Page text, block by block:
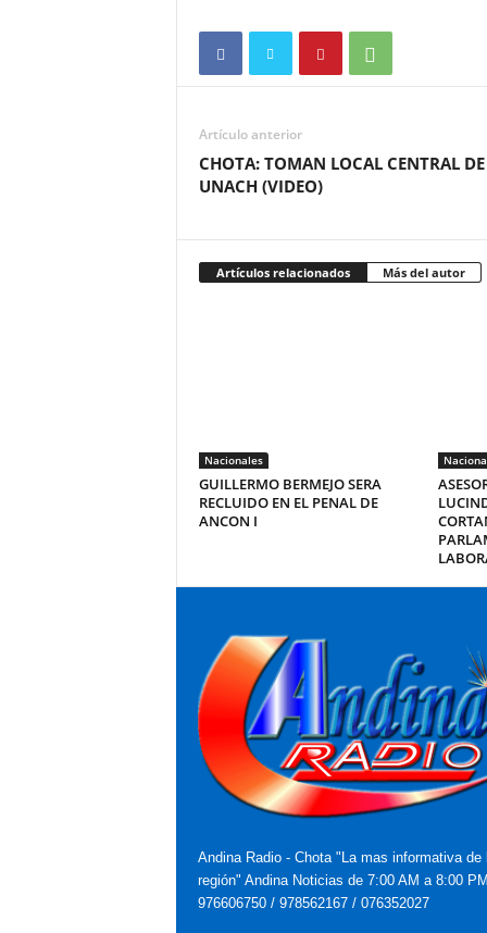
Artículo anterior
CHOTA: TOMAN LOCAL CENTRAL
UNACH (VIDEO)
Artículos relacionados Más del autor
Nacionales
GUILLERMO BERMEJO SERA
RECLUIDO EN EL PENAL DE
ANCON I
Andina Radio - Chota "La mas informativa de
región" Andina Noticias de 7:00 AM a 8:00 PM
976606750 / 978562167 / 076352027